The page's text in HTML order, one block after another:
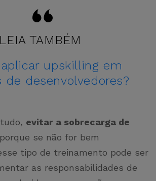
LEIA TAMBÉM
upskilling em
de desenvolvedores?
evitar a sobrecarga de
se não for bem
tipo de treinamento pode ser
as responsabilidades de